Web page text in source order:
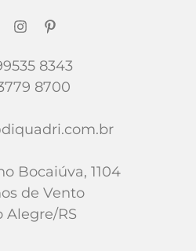
8343
8700
Bocaiúva, 1104
de Vento
Alegre/RS